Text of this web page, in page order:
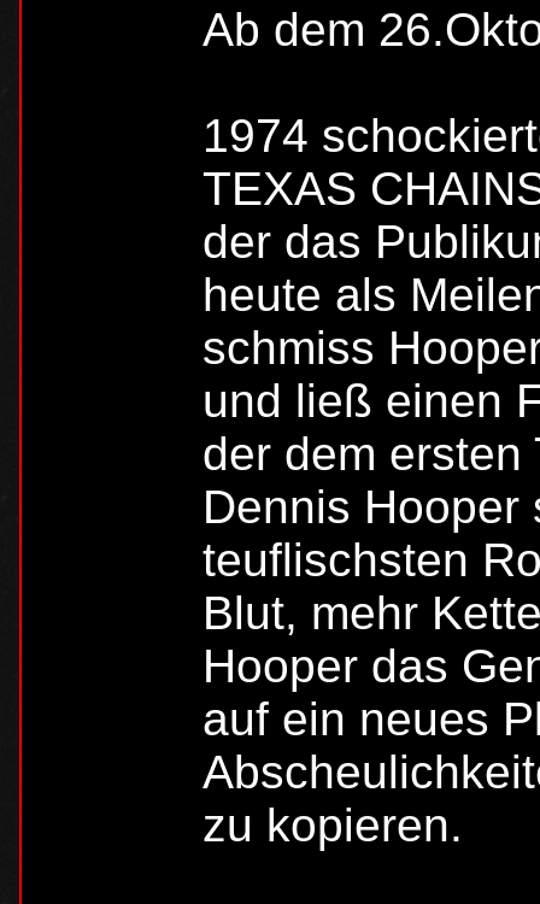
Ab dem
1974
TEXAS
der das
heute als
schmiss
und ließ einen
der dem ersten
Dennis Hooper
teuflischsten
Blut, mehr
Hooper das
auf ein neues
zu kopieren.